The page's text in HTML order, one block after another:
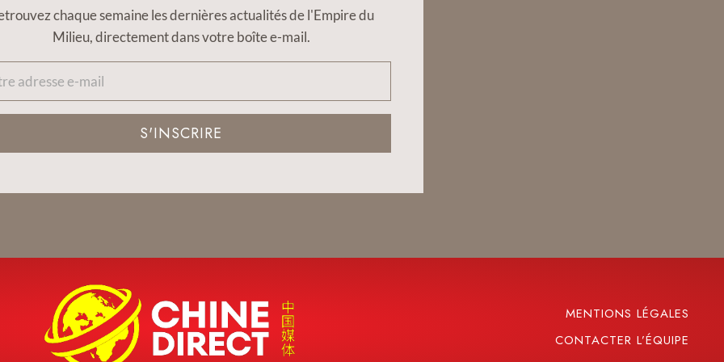
chaque semaine les dernières actualités de l'Empire du
Milieu, directement dans votre boîte e-mail.
S'INSCRIRE
MENTIONS LÉGALES
CONTACTER L’ÉQUIPE